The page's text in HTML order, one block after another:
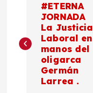
v
#ETERNA
JORNADA
La Justicia
Laboral en
manos del
oligarca
Germán
Larrea .